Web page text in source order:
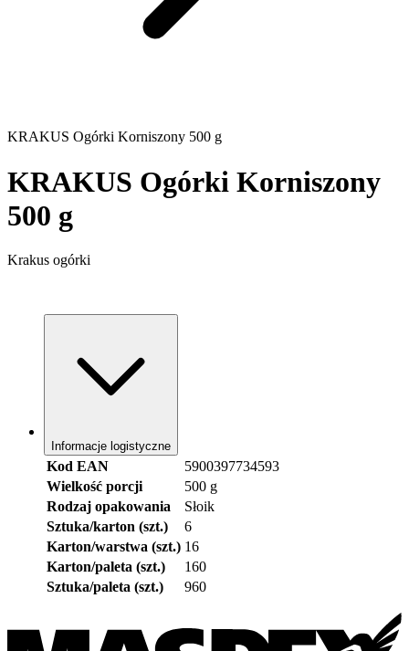
KRAKUS Ogórki Korniszony 500 g
KRAKUS Ogórki Korniszony
500 g
Krakus ogórki
Informacje logistyczne
Kod EAN
5900397734593
Wielkość porcji
500 g
Rodzaj opakowania
Słoik
Sztuka/karton (szt.)
6
Karton/warstwa (szt.) 16
Karton/paleta (szt.)
160
Sztuka/paleta (szt.)
960